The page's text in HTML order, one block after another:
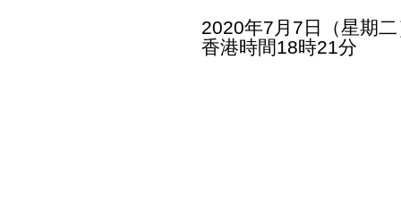
2020年7月7日（星期
香港時間18時21分